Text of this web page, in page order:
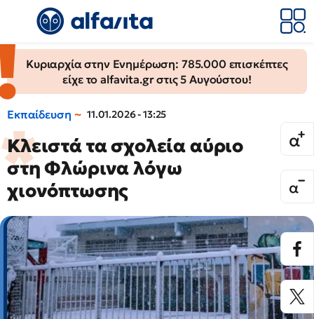
Κυριαρχία στην Ενημέρωση: 785.000 επισκέπτες
είχε το alfavita.gr στις 5 Αυγούστου!
Εκπαίδευση 11.01.2026 - 13:25
Κλειστά τα σχολεία αύριο
στη Φλώρινα λόγω
χιονόπτωσης